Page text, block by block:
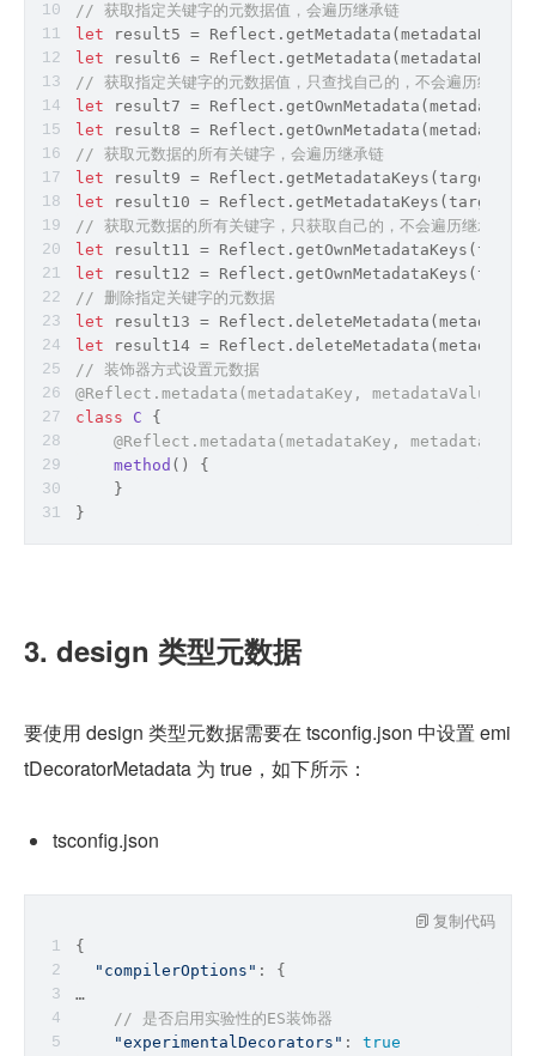
// 获取指定关键字的元数据值，会遍历继承链
let result5 = Reflect .getMetadata(metadataKey,
let result6 = Reflect
// 获取指定关键字的元数据值，只查找自己的，不会遍历继承链
let result7 = Reflect
let result8 = Reflect
// 获取元数据的所有关键字，会遍历继承链
let result9 = Reflect .getMetadataKeys(target);
let result10 = Reflect .getMetadataKeys(target,
// 获取元数据的所有关键字，只获取自己的，不会遍历继承链
let result11 = Reflect
let result12 = Reflect
// 删除指定关键字的元数据
let result13 = Reflect
let result14 = Reflect
// 装饰器方式设置元数据
@Reflect.metadata( metadataKey, metadataValue
class
C
{
    @Reflect.metadata(
metadataKey, metadataValue
method ( )
{
    }
}
3. design 类型元数据
要使用 design 类型元数据需要在 tsconfig.json 中设置 emi
tDecoratorMetadata 为 true，如下所示：
tsconfig.json
{
"compilerOptions" : {
…
// 是否启用实验性的ES装饰器
"experimentalDecorators" : true
复制代码